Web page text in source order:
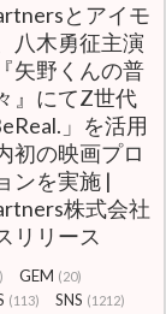
とアイモ
八木勇征主演
矢野くんの普
』にてZ世代
」を活用
初の映画プロ
ンを実施 |
株式会社
リリース
GEM (20)
(113) SNS (1212)